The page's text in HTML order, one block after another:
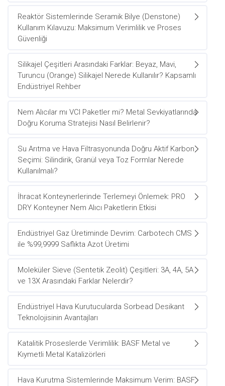
Reaktör Sistemlerinde Seramik Bilye (Denstone)
Kullanım Kılavuzu: Maksimum Verimlilik ve Proses
Güvenliği
Silikajel Çeşitleri Arasındaki Farklar: Beyaz, Mavi,
Turuncu (Orange) Silikajel Nerede Kullanılır? Kapsamlı
Endüstriyel Rehber
Nem Alıcılar mı VCI Paketler mi? Metal Sevkiyatlarında
Doğru Koruma Stratejisi Nasıl Belirlenir?
Su Arıtma ve Hava Filtrasyonunda Doğru Aktif Karbon
Seçimi: Silindirik, Granül veya Toz Formlar Nerede
Kullanılmalı?
İhracat Konteynerlerinde Terlemeyi Önlemek: PRO
DRY Konteyner Nem Alıcı Paketlerin Etkisi
Endüstriyel Gaz Üretiminde Devrim: Carbotech CMS
ile %99,9999 Saflıkta Azot Üretimi
Moleküler Sieve (Sentetik Zeolit) Çeşitleri: 3A, 4A, 5A
ve 13X Arasındaki Farklar Nelerdir?
Endüstriyel Hava Kurutucularda Sorbead Desikant
Teknolojisinin Avantajları
Katalitik Proseslerde Verimlilik: BASF Metal ve
Kıymetli Metal Katalizörleri
Hava Kurutma Sistemlerinde Maksimum Verim: BASF